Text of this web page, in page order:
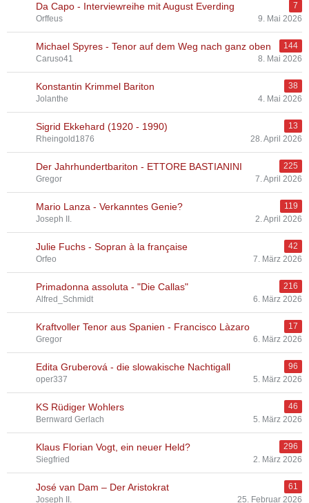
Da Capo - Interviewreihe mit August Everding
7
Orffeus
9. Mai 2026
Michael Spyres - Tenor auf dem Weg nach ganz oben
144
Caruso41
8. Mai 2026
Konstantin Krimmel Bariton
38
Jolanthe
4. Mai 2026
Sigrid Ekkehard (1920 - 1990)
13
Rheingold1876
28. April 2026
Der Jahrhundertbariton - ETTORE BASTIANINI
225
Gregor
7. April 2026
Mario Lanza - Verkanntes Genie?
119
Joseph II.
2. April 2026
Julie Fuchs - Sopran à la française
42
Orfeo
7. März 2026
Primadonna assoluta - "Die Callas"
216
Alfred_Schmidt
6. März 2026
Kraftvoller Tenor aus Spanien - Francisco Làzaro
17
Gregor
6. März 2026
Edita Gruberová - die slowakische Nachtigall
96
oper337
5. März 2026
KS Rüdiger Wohlers
46
Bernward Gerlach
5. März 2026
Klaus Florian Vogt, ein neuer Held?
296
Siegfried
2. März 2026
José van Dam – Der Aristokrat
61
Joseph II.
25. Februar 2026